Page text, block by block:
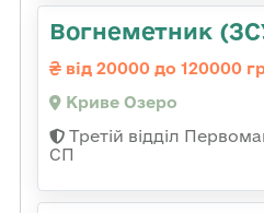
Вогнеметник
від 20000 до 120000
Криве Озеро
Третій відділ
СП